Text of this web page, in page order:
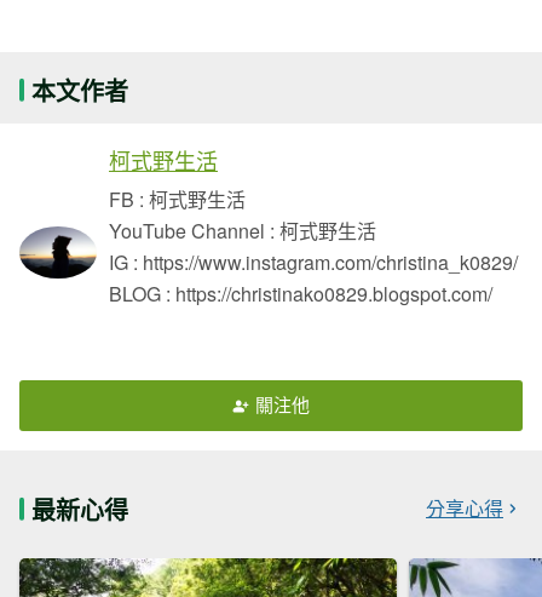
本文作者
柯式野生活
FB : 柯式野生活
YouTube Channel : 柯式野生活
IG : https://www.instagram.com/christina_k0829/
BLOG : https://christinako0829.blogspot.com/
關注他
最新心得 分享心得